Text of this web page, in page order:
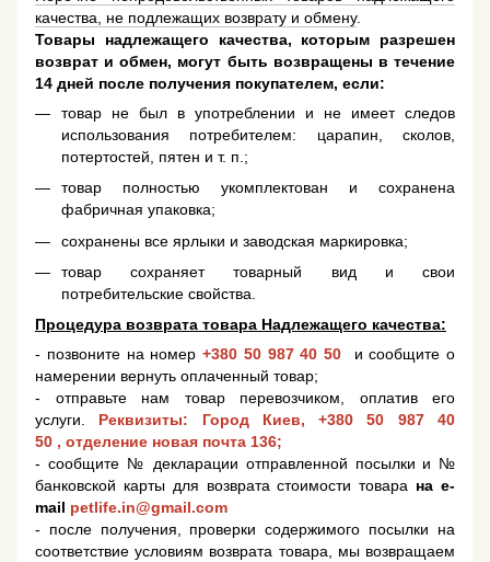
качества, не подлежащих возврату и обмену.
Товары надлежащего качества, которым разрешен
возврат и обмен, могут быть возвращены в течение
14 дней после получения покупателем, если:
товар не был в употреблении и не имеет следов
использования потребителем: царапин, сколов,
потертостей, пятен и т. п.;
товар полностью укомплектован и сохранена
фабричная упаковка;
сохранены все ярлыки и заводская маркировка;
товар сохраняет товарный вид и свои
потребительские свойства.
Процедура возврата товара Надлежащего качества:
- позвоните на номер +380 50 987 40 50
и сообщите о
намерении вернуть оплаченный товар;
- отправьте нам товар перевозчиком, оплатив его
услуги. Реквизиты: Город Киев,+380 50 987 40
50 , отделение новая почта 136;
- сообщите № декларации отправленной посылки и №
банковской карты для возврата стоимости товара на e-
mail petlife.in@gmail.com
- после получения, проверки содержимого посылки на
соответствие условиям возврата товара, мы возвращаем